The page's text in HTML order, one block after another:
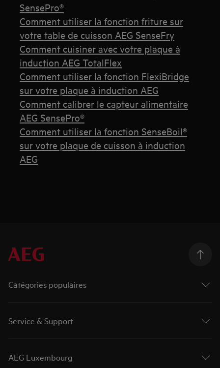
SensePro®
Comment utiliser la fonction friture sur
votre table de cuisson AEG SenseFry
Comment cuisiner avec votre plaque à
induction AEG TotalFlex
Comment utiliser la fonction FlexiBridge
sur votre plaque à induction AEG
Comment calibrer le capteur alimentaire
AEG SensePro®
Comment utiliser la fonction SenseBoil®
sur votre plaque de cuisson à induction
AEG
Catégories populaires
Service & Support
AEG Luxembourg